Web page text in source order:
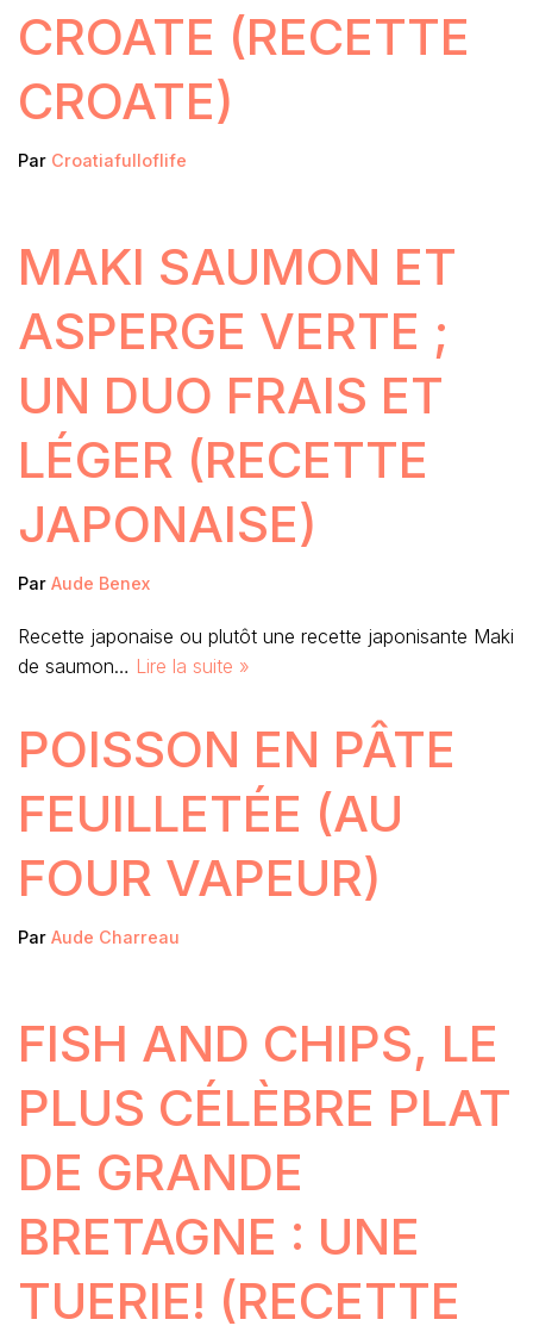
CROATE (RECETTE
CROATE)
Par Croatiafulloflife
MAKI SAUMON ET
ASPERGE VERTE ;
UN DUO FRAIS ET
LÉGER (RECETTE
JAPONAISE)
Par Aude Benex
Recette japonaise ou plutôt une recette japonisante Maki
de saumon… Lire la suite »
POISSON EN PÂTE
FEUILLETÉE (AU
FOUR VAPEUR)
Par Aude Charreau
FISH AND CHIPS, LE
PLUS CÉLÈBRE PLAT
DE GRANDE
BRETAGNE : UNE
TUERIE! (RECETTE